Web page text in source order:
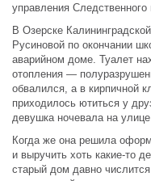
управления Следственного
В Озерске
Русиновой по окончании
аварийном доме. Туалет
отопления —
обвалился, а в кирпичной
приходилось ютиться у
девушка ночевала на
Когда же она решила
и выручить хоть какие-то
старый дом давно